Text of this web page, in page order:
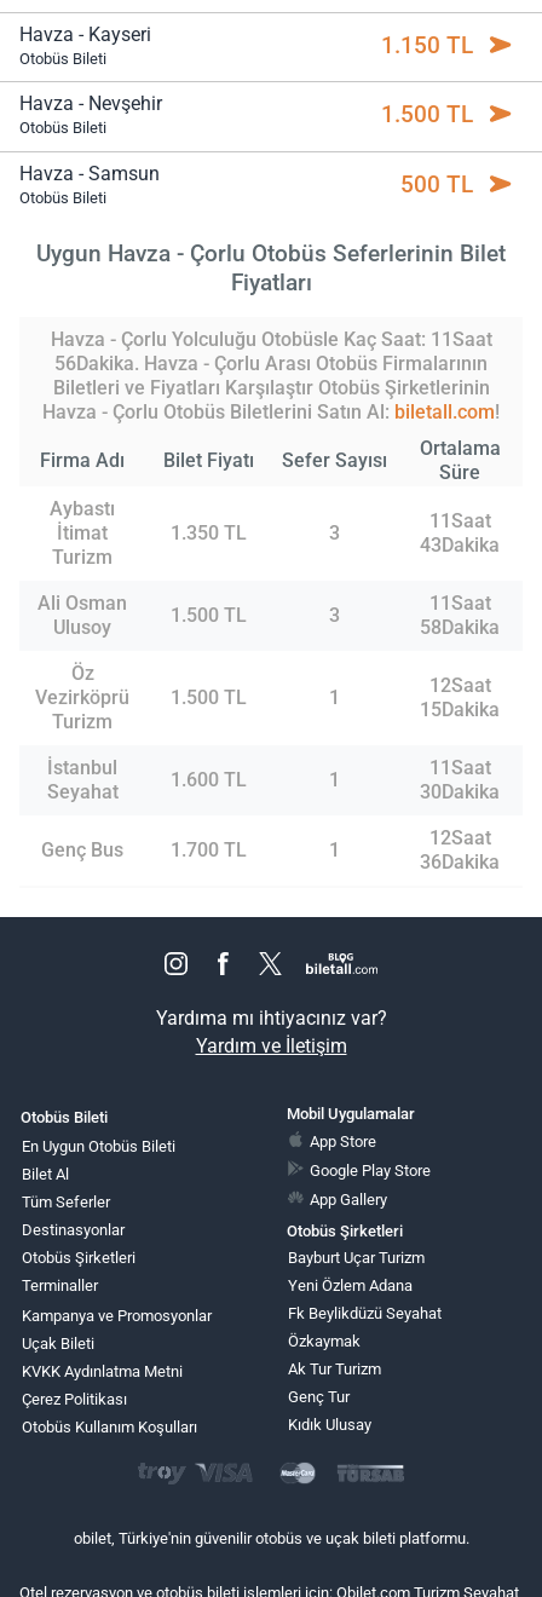
Havza - Kayseri
Otobüs Bileti 1.150 TL
Havza - Nevşehir
Otobüs Bileti 1.500 TL
Havza - Samsun
Otobüs Bileti 500 TL
Uygun Havza - Çorlu Otobüs Seferlerinin Bilet
Fiyatları
Havza - Çorlu Yolculuğu Otobüsle Kaç Saat: 11Saat
56Dakika. Havza - Çorlu Arası Otobüs Firmalarının
Biletleri ve Fiyatları Karşılaştır Otobüs Şirketlerinin
Havza - Çorlu Otobüs Biletlerini Satın Al: biletall.com!
Firma Adı Bilet Fiyatı Sefer Sayısı
Ortalama
Süre
Aybastı
İtimat
Turizm
1.350 TL 3
11Saat
43Dakika
Ali Osman
Ulusoy
1.500 TL 3
11Saat
58Dakika
Öz
Vezirköprü
Turizm
1.500 TL 1
12Saat
15Dakika
İstanbul
Seyahat
1.600 TL 1
11Saat
30Dakika
Genç Bus 1.700 TL 1
12Saat
36Dakika
Yardıma mı ihtiyacınız var?
Yardım ve İletişim
Otobüs Bileti
En Uygun Otobüs Bileti
Bilet Al
Tüm Seferler
Destinasyonlar
Otobüs Şirketleri
Terminaller
Kampanya ve Promosyonlar
Uçak Bileti
KVKK Aydınlatma Metni
Çerez Politikası
Otobüs Kullanım Koşulları
Mobil Uygulamalar
App Store
Google Play Store
App Gallery
Otobüs Şirketleri
Bayburt Uçar Turizm
Yeni Özlem Adana
Fk Beylikdüzü Seyahat
Özkaymak
Ak Tur Turizm
Genç Tur
Kıdık Ulusay
obilet, Türkiye'nin güvenilir otobüs ve uçak bileti platformu.
Otel rezervasyon ve otobüs bileti işlemleri için: Obilet.com Turizm Seyahat